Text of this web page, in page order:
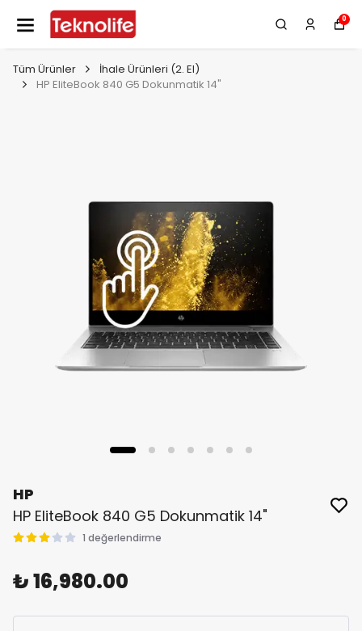
0
Tüm Ürünler
İhale Ürünleri (2. El)
HP EliteBook 840 G5 Dokunmatik 14"
HP
HP EliteBook 840 G5 Dokunmatik 14"
1 değerlendirme
₺ 16,980.00